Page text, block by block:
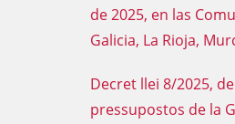
de 2025, en las
Galicia, La Rioja,
Decret llei 8/2025,
pressupostos de la